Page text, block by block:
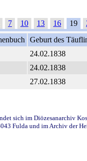
7 10 13 16 19
Geburt des
24.02.1838
24.02.1838
27.02.1838
sich im Diözesanarchiv
Fulda und im Archiv der